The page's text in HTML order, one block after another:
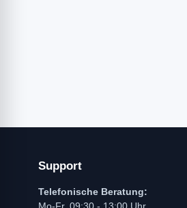
Support
Telefonische Beratung: